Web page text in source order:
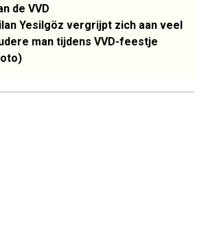
de VVD
Yesilgöz vergrijpt zich aan veel
man tijdens VVD-feestje